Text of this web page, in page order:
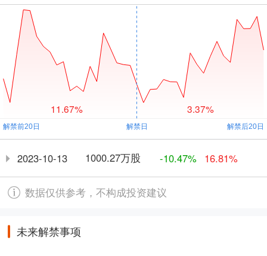
11.67% 3.37%
2023-10-13 1000.27万股 -10.47% 16.81%
数据仅供参考，不构成投资建议
未来解禁事项